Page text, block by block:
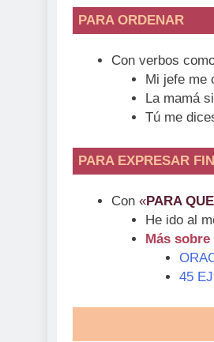
PARA ORDENAR
Con verbos
Mi jefe me
La mamá
Tú me
PARA EXPRESAR
Con «PARA QUE
He ido al
Más
45